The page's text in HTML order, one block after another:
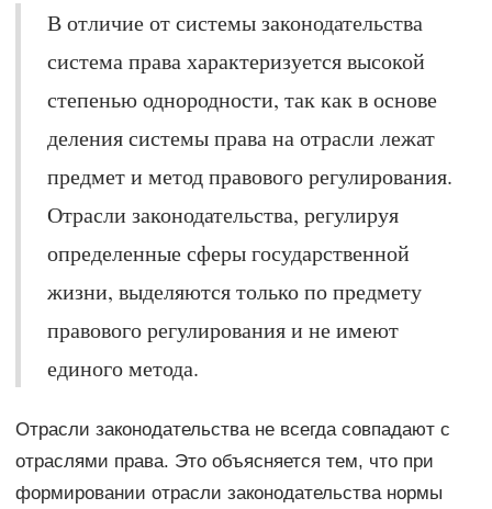
В отличие от системы законодательства
система права характеризуется высокой
степенью однородности, так как в основе
деления системы права на отрасли лежат
предмет и метод правового регулирования.
Отрасли законодательства, регулируя
определенные сферы государственной
жизни, выделяются только по предмету
правового регулирования и не имеют
единого метода.
Отрасли законодательства не всегда совпадают с
отраслями права. Это объясняется тем, что при
формировании отрасли законодательства нормы